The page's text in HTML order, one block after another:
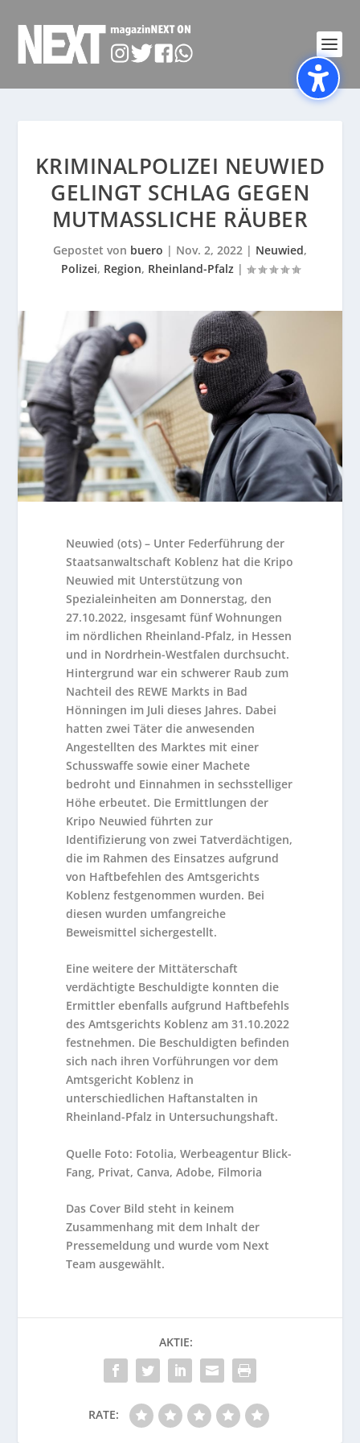
KRIMINALPOLIZEI NEUWIED
GELINGT SCHLAG GEGEN
MUTMASSLICHE RÄUBER
Gepostet von buero | Nov. 2, 2022 | Neuwied,
Polizei, Region, Rheinland-Pfalz|
Neuwied (ots) – Unter Federführung der
Staatsanwaltschaft Koblenz hat die Kripo
Neuwied mit Unterstützung von
Spezialeinheiten am Donnerstag, den
27.10.2022, insgesamt fünf Wohnungen
im nördlichen Rheinland-Pfalz, in Hessen
und in Nordrhein-Westfalen durchsucht.
Hintergrund war ein schwerer Raub zum
Nachteil des REWE Markts in Bad
Hönningen im Juli dieses Jahres. Dabei
hatten zwei Täter die anwesenden
Angestellten des Marktes mit einer
Schusswaffe sowie einer Machete
bedroht und Einnahmen in sechsstelliger
Höhe erbeutet. Die Ermittlungen der
Kripo Neuwied führten zur
Identifizierung von zwei Tatverdächtigen,
die im Rahmen des Einsatzes aufgrund
von Haftbefehlen des Amtsgerichts
Koblenz festgenommen wurden. Bei
diesen wurden umfangreiche
Beweismittel sichergestellt.
Eine weitere der Mittäterschaft
verdächtigte Beschuldigte konnten die
Ermittler ebenfalls aufgrund Haftbefehls
des Amtsgerichts Koblenz am 31.10.2022
festnehmen. Die Beschuldigten befinden
sich nach ihren Vorführungen vor dem
Amtsgericht Koblenz in
unterschiedlichen Haftanstalten in
Rheinland-Pfalz in Untersuchungshaft.
Quelle Foto: Fotolia, Werbeagentur Blick-
Fang, Privat, Canva, Adobe, Filmoria
Das Cover Bild steht in keinem
Zusammenhang mit dem Inhalt der
Pressemeldung und wurde vom Next
Team ausgewählt.
AKTIE:
RATE: